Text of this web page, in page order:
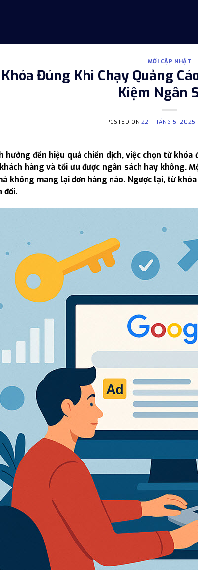
MỚI CẬP NHẬT
Đúng Khi Chạy Quảng
Kiệm Ngân
POSTED ON 22 THÁNG 5, 2025
hưởng đến hiệu quả chiến dịch, việc chọn từ
hàng và tối ưu được ngân sách hay không.
không mang lại đơn hàng nào. Ngược lại, từ
đổi.